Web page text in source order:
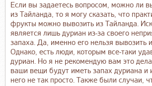
Если вы задаетесь вопросом, можно ли
из Тайланда, то я могу сказать, что
фрукты можно вывозить из Тайланда.
является лишь дуриан из-за своего
запаха. Да, именно его нельзя вывозить
Однако, есть люди, которым все-таки
дуриан. Но я не рекомендую вам это
ваши вещи будут иметь запах дуриана и
него не так просто. Также были случаи,